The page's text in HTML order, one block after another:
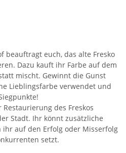
beauftragt euch, das alte Fresko
Dazu kauft ihr Farbe auf dem
mischt. Gewinnt die Gunst
Lieblingsfarbe verwendet und
des Freskos
Stadt. Ihr könnt zusätzliche
ihr auf den Erfolg oder Misserfolg
setzt.